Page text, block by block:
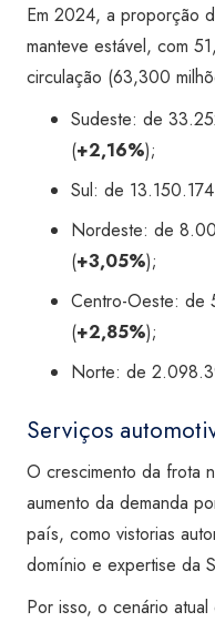
Em 2024, a proporção
manteve estável, com
circulação (63,300
Sudeste: de
(+2,16%);
Sul: de
Nordeste: de
(+3,05%);
Centro-Oeste:
(+2,85%);
Norte: de
Serviços
O crescimento da frota
aumento da demanda
país, como vistorias
domínio e expertise da
Por isso, o cenário